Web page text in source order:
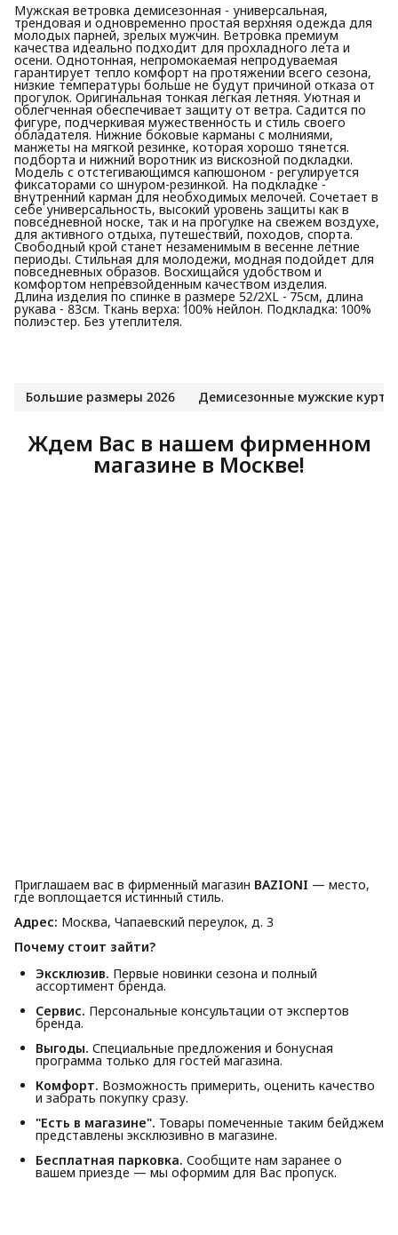
Мужская ветровка демисезонная - универсальная,
трендовая и одновременно простая верхняя одежда для
молодых парней, зрелых мужчин. Ветровка премиум
качества идеально подходит для прохладного лета и
осени. Однотонная, непромокаемая непродуваемая
гарантирует тепло комфорт на протяжении всего сезона,
низкие температуры больше не будут причиной отказа от
прогулок. Оригинальная тонкая легкая летняя. Уютная и
облегченная обеспечивает защиту от ветра. Садится по
фигуре, подчеркивая мужественность и стиль своего
обладателя. Нижние боковые карманы с молниями,
манжеты на мягкой резинке, которая хорошо тянется.
подборта и нижний воротник из вискозной подкладки.
Модель с отстегивающимся капюшоном - регулируется
фиксаторами со шнуром-резинкой. На подкладке -
внутренний карман для необходимых мелочей. Сочетает в
себе универсальность, высокий уровень защиты как в
повседневной носке, так и на прогулке на свежем воздухе,
для активного отдыха, путешествий, походов, спорта.
Свободный крой станет незаменимым в весенне летние
периоды. Стильная для молодежи, модная подойдет для
повседневных образов. Восхищайся удобством и
комфортом непревзойденным качеством изделия.
Длина изделия по спинке в размере 52/2XL - 75см, длина
рукава - 83см. Ткань верха: 100% нейлон. Подкладка: 100%
полиэстер. Без утеплителя.
Большие размеры 2026 Демисезонные мужские
Ждем Вас в нашем фирменном
магазине в Москве!
Приглашаем вас в фирменный магазин BAZIONI — место,
где воплощается истинный стиль.
Адрес: Москва, Чапаевский переулок, д. 3
Почему стоит зайти?
Эксклюзив. Первые новинки сезона и полный
ассортимент бренда.
Сервис. Персональные консультации от экспертов
бренда.
Выгоды. Специальные предложения и бонусная
программа только для гостей магазина.
Комфорт. Возможность примерить, оценить качество
и забрать покупку сразу.
"Есть в магазине". Товары помеченные таким бейджем
представлены эксклюзивно в магазине.
Бесплатная парковка. Сообщите нам заранее о
вашем приезде — мы оформим для Вас пропуск.